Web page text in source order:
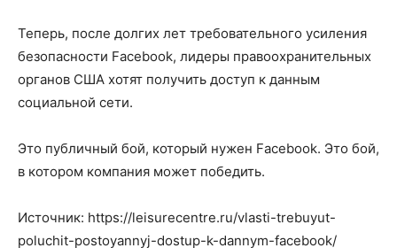
Теперь, после долгих лет требовательного усиления
безопасности Facebook, лидеры правоохранительных
органов США хотят получить доступ к данным
социальной сети.
Это публичный бой, который нужен Facebook. Это бой,
в котором компания может победить.
Источник: https://leisurecentre.ru/vlasti-trebuyut-
poluchit-postoyannyj-dostup-k-dannym-facebook/